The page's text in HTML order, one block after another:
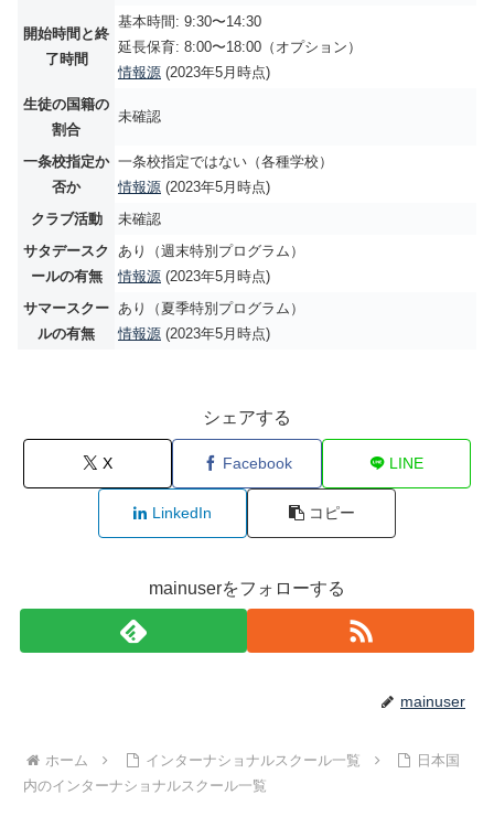
開始時間と終
了時間
基本時間: 9:30〜14:30
延長保育: 8:00〜18:00（オプション）
情報源 (2023年5月時点)
生徒の国籍の
割合
未確認
一条校指定か
否か
一条校指定ではない（各種学校）
情報源 (2023年5月時点)
クラブ活動
未確認
サタデースク
ールの有無
あり（週末特別プログラム）
情報源 (2023年5月時点)
サマースクー
ルの有無
あり（夏季特別プログラム）
情報源 (2023年5月時点)
シェアする
X Facebook LINE
LinkedIn コピー
mainuserをフォローする
mainuser
ホーム インターナショナルスクール一覧
日本国
内のインターナショナルスクール一覧